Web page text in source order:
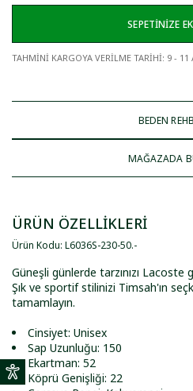
SEPETİNİZE
TAHMİNİ KARGOYA VERİLME TARİHİ: 9 - 11
BEDEN
MAĞAZADA
ÜRÜN ÖZELLİKLERİ
Ürün Kodu: L6036S-230-50.-
Güneşli günlerde tarzınızı Lacoste
Şık ve sportif stilinizi Timsah'ın
tamamlayın.
Cinsiyet: Unisex
Sap Uzunluğu: 150
Ekartman: 52
Köprü Genişliği: 22